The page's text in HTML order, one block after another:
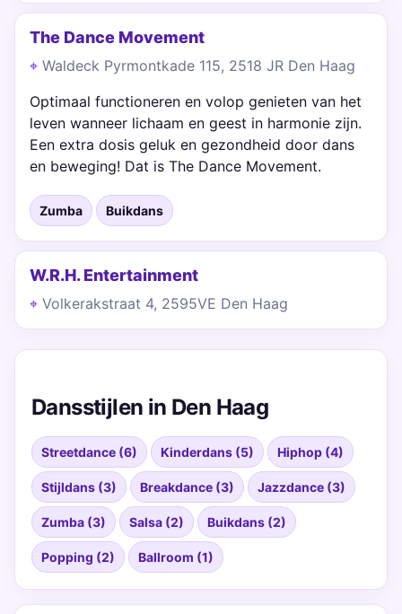
The Dance Movement
Waldeck Pyrmontkade 115, 2518 JR Den Haag
Optimaal functioneren en volop genieten van het
leven wanneer lichaam en geest in harmonie zijn.
Een extra dosis geluk en gezondheid door dans
en beweging! Dat is The Dance Movement.
Zumba Buikdans
W.R.H. Entertainment
Volkerakstraat 4, 2595VE Den Haag
Dansstijlen in Den Haag
Streetdance (6) Kinderdans (5) Hiphop (4)
Stijldans (3) Breakdance (3) Jazzdance (3)
Zumba (3) Salsa (2) Buikdans (2)
Popping (2) Ballroom (1)